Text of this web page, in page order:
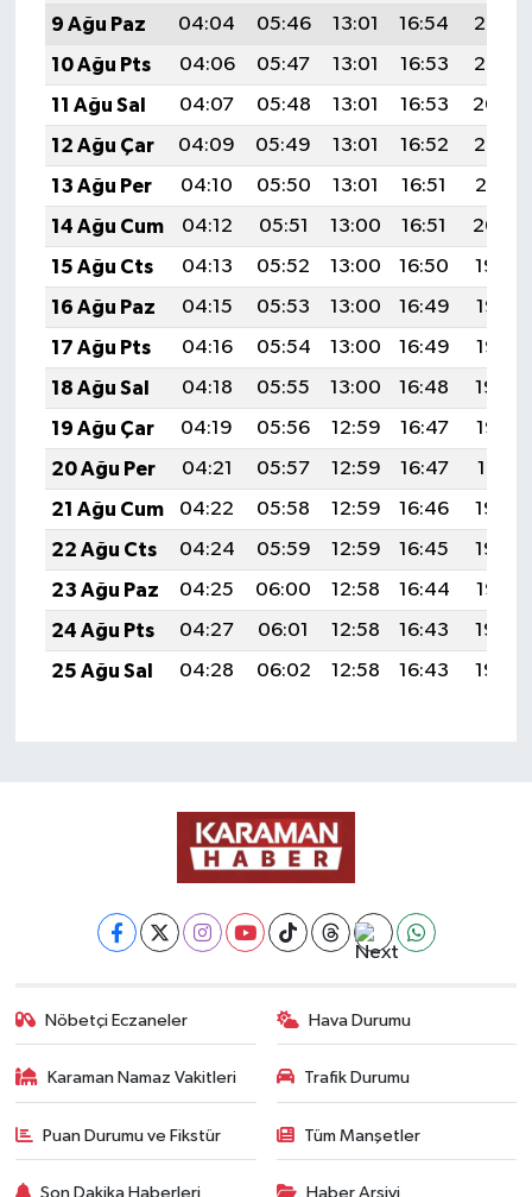
9 Ağu Paz
04:04 05:46 13:01 16:54
20:07
10 Ağu Pts
04:06 05:47 13:01 16:53
20:05
11 Ağu Sal
04:07 05:48 13:01 16:53
20:04
12 Ağu Çar
04:09 05:49 13:01 16:52
20:03
13 Ağu Per
04:10 05:50 13:01 16:51
20:01
14 Ağu Cum
04:12 05:51 13:00 16:51
20:00
15 Ağu Cts
04:13 05:52 13:00 16:50
19:59
16 Ağu Paz
04:15 05:53 13:00 16:49
19:57
17 Ağu Pts
04:16 05:54 13:00 16:49
19:56
18 Ağu Sal
04:18 05:55 13:00 16:48
19:54
19 Ağu Çar
04:19 05:56 12:59 16:47
19:53
20 Ağu Per
04:21 05:57 12:59 16:47
19:51
21 Ağu Cum
04:22 05:58 12:59 16:46
19:50
22 Ağu Cts
04:24 05:59 12:59 16:45
19:48
23 Ağu Paz
04:25 06:00 12:58 16:44
19:47
24 Ağu Pts
04:27 06:01 12:58 16:43
19:45
25 Ağu Sal
04:28 06:02 12:58 16:43 19:44
Nöbetçi Eczaneler Hava Durumu
Karaman Namaz Vakitleri Trafik Durumu
Puan Durumu ve Fikstür Tüm Manşetler
Son Dakika Haberleri Haber Arşivi